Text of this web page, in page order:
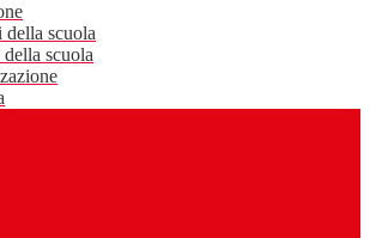
della scuola
scuola